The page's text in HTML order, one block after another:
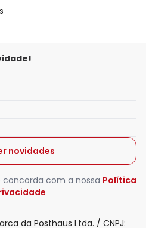
novidades
com a nossa Política
da Posthaus Ltda. / CNPJ: